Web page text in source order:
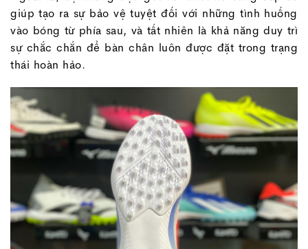
giúp tạo ra sự bảo vệ tuyệt đối với những tình huống
vào bóng từ phía sau, và tất nhiên là khả năng duy trì
sự chắc chắn để bàn chân luôn được đặt trong trạng
thái hoàn hảo.